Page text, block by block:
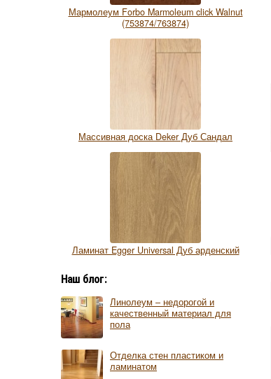
Мармолеум Forbo Marmoleum click Walnut
(753874/763874)
Массивная доска Deker Дуб Сандал
Ламинат Egger Universal Дуб арденский
Наш блог:
Линолеум – недорогой и
качественный материал для
пола
Отделка стен пластиком и
ламинатом